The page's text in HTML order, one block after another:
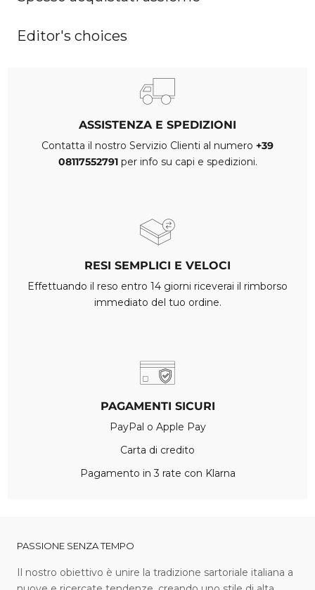
Editor's choices
ASSISTENZA E SPEDIZIONI
Contatta il nostro Servizio Clienti al numero +39
08117552791 per info su capi e spedizioni.
RESI SEMPLICI E VELOCI
Effettuando il reso entro 14 giorni riceverai il rimborso
immediato del tuo ordine.
PAGAMENTI SICURI
PayPal o Apple Pay
Carta di credito
Pagamento in 3 rate con Klarna
PASSIONE SENZA TEMPO
I l nostro obiettivo è unire la tradizione sartoriale italiana a